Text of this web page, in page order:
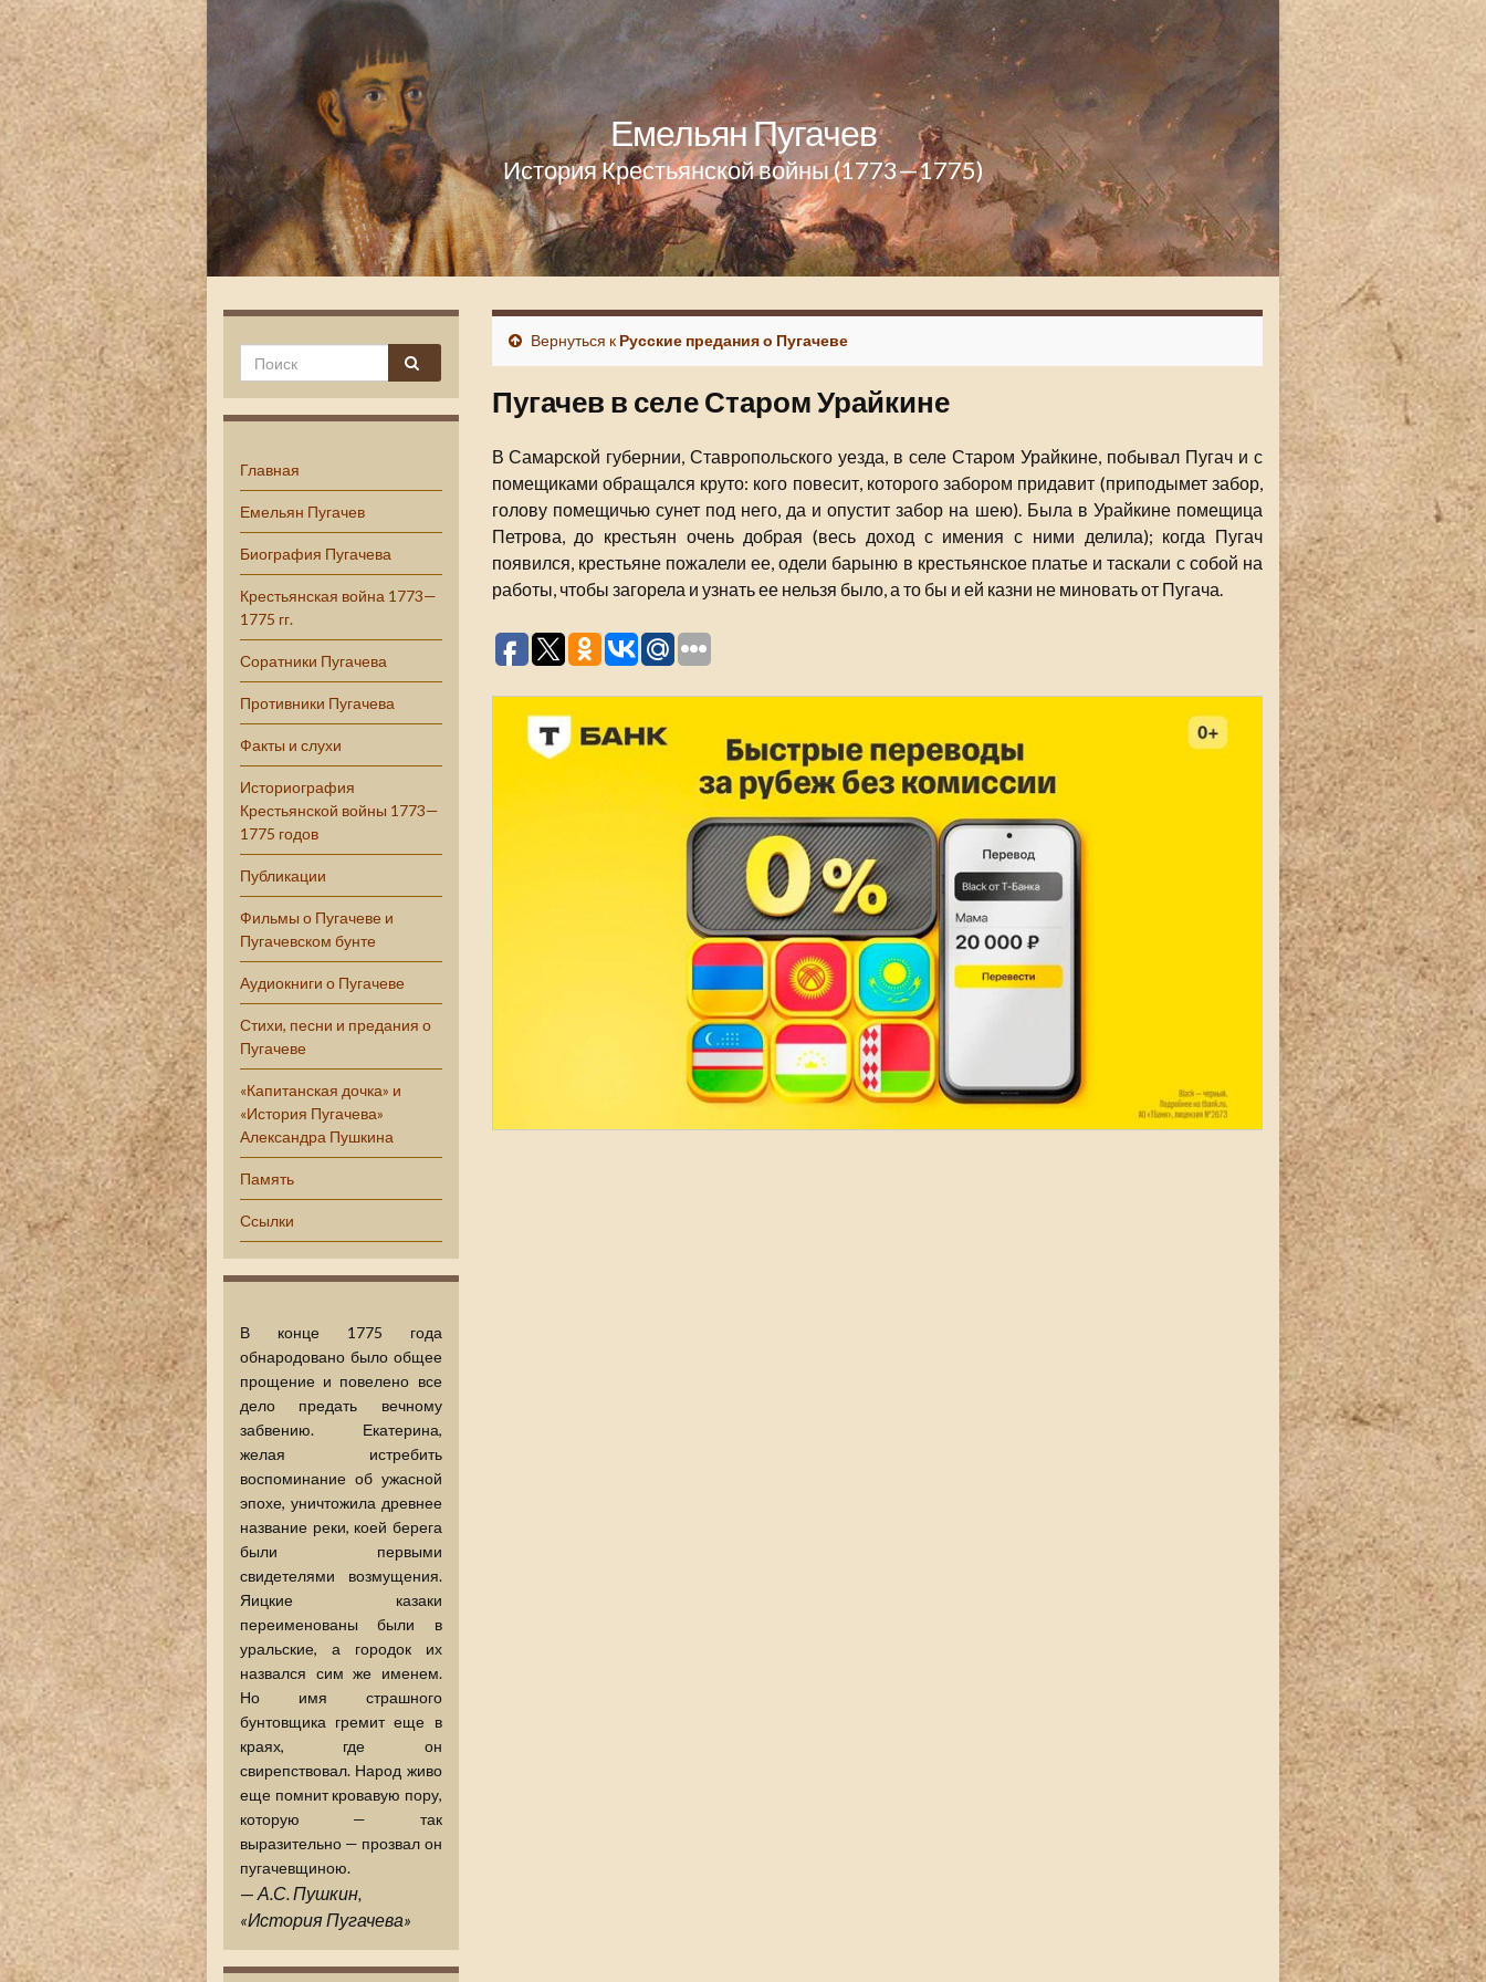
Емельян Пугачев
История Крестьянской войны (1773—1775)
Главная
Емельян Пугачев
Биография Пугачева
Крестьянская война 1773—
1775 гг.
Соратники Пугачева
Противники Пугачева
Факты и слухи
Историография
Крестьянской войны 1773—
1775 годов
Публикации
Фильмы о Пугачеве и
Пугачевском бунте
Аудиокниги о Пугачеве
Стихи, песни и предания о
Пугачеве
«Капитанская дочка» и
«История Пугачева»
Александра Пушкина
Память
Ссылки
В конце 1775 года
обнародовано было общее
прощение и повелено все
дело предать вечному
забвению. Екатерина,
желая истребить
воспоминание об ужасной
эпохе, уничтожила древнее
название реки, коей берега
были первыми
свидетелями возмущения.
Яицкие казаки
переименованы были в
уральские, а городок их
назвался сим же именем.
Но имя страшного
бунтовщика гремит еще в
краях, где он
свирепствовал. Народ живо
еще помнит кровавую пору,
которую — так
выразительно — прозвал он
пугачевщиною.
— А.С. Пушкин,
«История Пугачева»
Вернуться к Русские предания о Пугачеве
Пугачев в селе Старом Урайкине
В Самарской губернии, Ставропольского уезда, в селе Старом Урайкине, побывал Пугач и с
помещиками обращался круто: кого повесит, которого забором придавит (приподымет забор,
голову помещичью сунет под него, да и опустит забор на шею). Была в Урайкине помещица
Петрова, до крестьян очень добрая (весь доход с имения с ними делила); когда Пугач
появился, крестьяне пожалели ее, одели барыню в крестьянское платье и таскали с собой на
работы, чтобы загорела и узнать ее нельзя было, а то бы и ей казни не миновать от Пугача.